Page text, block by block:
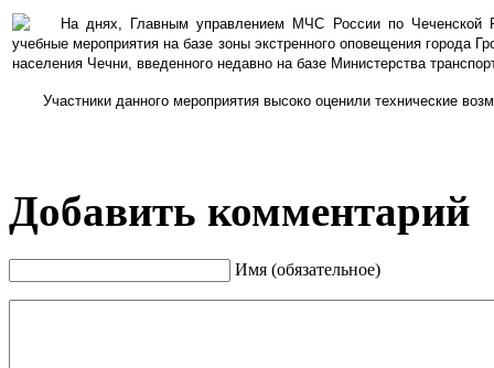
На днях, Главным управлением МЧС России по Чеченской
учебные мероприятия на базе зоны экстренного оповещения города
населения Чечни, введенного недавно на базе Министерства
Участники данного мероприятия высоко оценили технические
Добавить комментарий
Имя (обязательное)